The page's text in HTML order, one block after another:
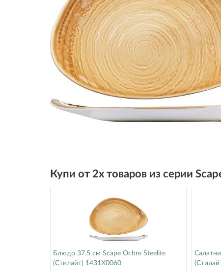
Купи от 2х товаров из серии
Блюдо 37.5 см Scape Ochre Steelite
(Стилайт) 1431X0060